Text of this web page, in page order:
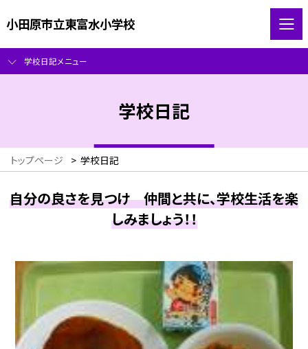
小田原市立東富水小学校
学校日記メニュー
学校日記
トップページ > 学校日記
自分の良さを見つけ 仲間と共に、学校生活を楽
しみましょう！！